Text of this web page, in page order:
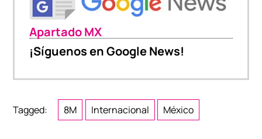
Apartado MX
¡Síguenos en Google News!
Tagged: 8M Internacional México